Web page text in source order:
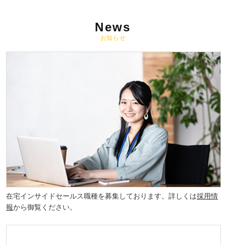
News
お知らせ
在宅インサイドセールス職種を募集しております。詳しくは採用情
報から御覧ください。